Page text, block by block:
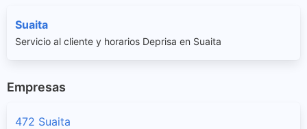
Suaita
Servicio al cliente y horarios Deprisa en Suaita
Empresas
472 Suaita